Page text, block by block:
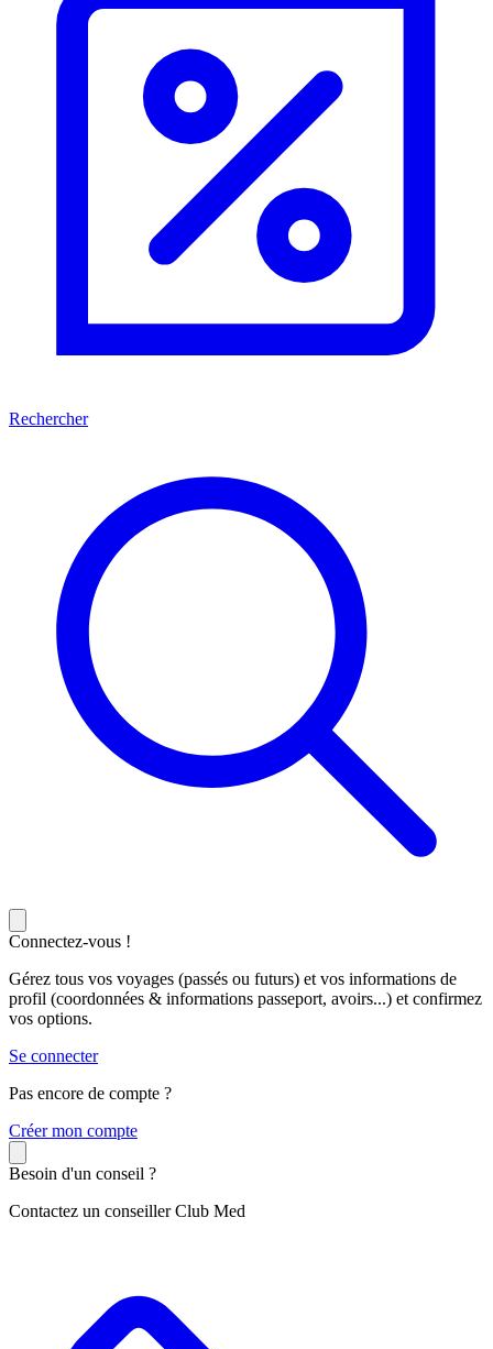
Rechercher
Connectez-vous !
Gérez tous vos voyages (passés ou futurs) et vos informations de
profil (coordonnées & informations passeport, avoirs...) et confirmez
vos options.
Se connecter
Pas encore de compte ?
Créer mon compte
Besoin d'un conseil ?
Contactez un conseiller Club Med